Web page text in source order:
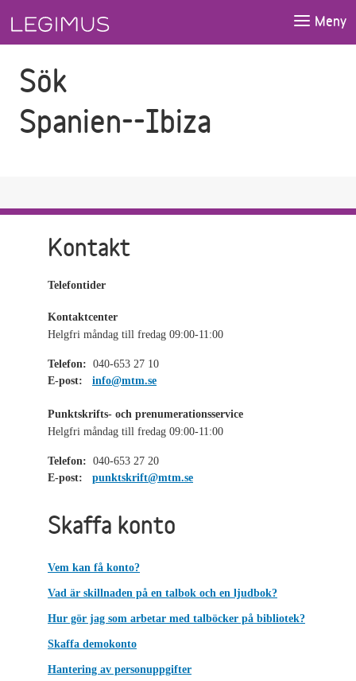
Meny
Sök
Spanien--Ibiza
Kontakt
Telefontider
Kontaktcenter
Helgfri måndag till fredag 09:00-11:00
Telefon: 040-653 27 10
E-post:
info@mtm.se
Punktskrifts- och prenumerationsservice
Helgfri måndag till fredag 09:00-11:00
Telefon: 040-653 27 20
E-post:
punktskrift@mtm.se
Skaffa konto
Vem kan få konto?
Vad är skillnaden på en talbok och en ljudbok?
Hur gör jag som arbetar med talböcker på bibliotek?
Skaffa demokonto
Hantering av personuppgifter